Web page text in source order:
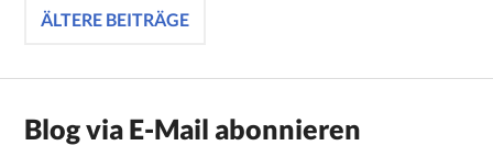
Beitragsnavigation
ÄLTERE BEITRÄGE
Blog via E-Mail abonnieren